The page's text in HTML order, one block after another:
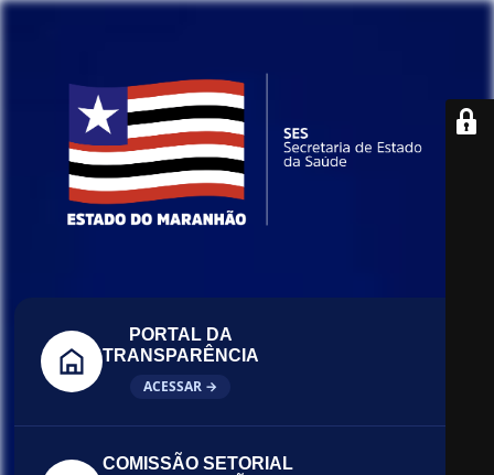
PORTAL DA
TRANSPARÊNCIA
ACESSAR →
COMISSÃO SETORIAL